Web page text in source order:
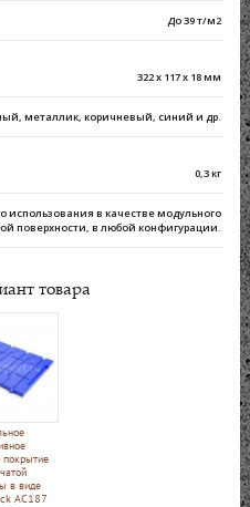
До 39 т/м2
322 х 117 х 18 мм
металлик, коричневый, синий и др.
0,3 кг
использования в качестве модульного
поверхности, в любой конфигурации.
товара
покрытие
в виде
АС187